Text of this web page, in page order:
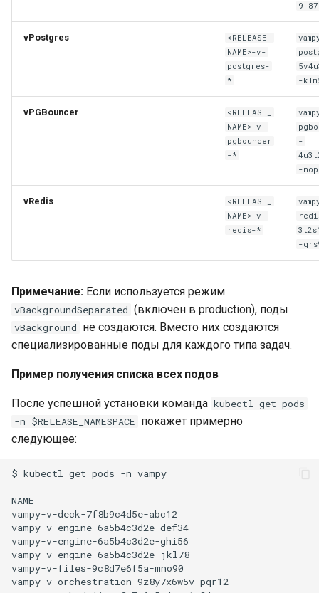
9-
vPostgres
<RELEASE_
NAME>-v-
postgres-
*
-
vPGBouncer
<RELEASE_
NAME>-v-
pgbouncer
-*
-
-
vRedis
<RELEASE_
NAME>-v-
redis-*
-
Примечание: Если используется режим
vBackgroundSeparated (включен в production), поды
vBackground не создаются. Вместо них создаются
специализированные поды для каждого типа задач.
Пример получения списка всех подов
После успешной установки команда kubectl get pods
-n $RELEASE_NAMESPACE покажет примерно
следующее:
$ kubectl get pods -n
NAME
vampy-v-deck-7f8b9c4d5e-abc12
vampy-v-engine-6a5b4c3d2e-def34
vampy-v-engine-6a5b4c3d2e-ghi56
vampy-v-engine-6a5b4c3d2e-jkl78
vampy-v-files-9c8d7e6f5a-mno90
vampy-v-orchestration-9z8y7x6w5v-pqr12